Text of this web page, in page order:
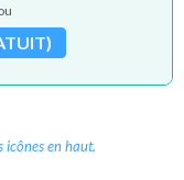
icônes en haut.